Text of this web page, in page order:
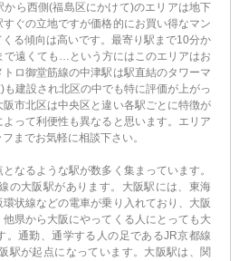
ら西側(福島区にかけて)のエリアは地下
ぐの立地ですが価格的にお買い得なマン
る傾向は高いです。最寄り駅まで10分か
で遠くても…という方にはこのエリアはお
ロ御堂筋線の中津駅は駅直結のタワーマ
建設され北区の中でも特に評価が上がっ
市北区は中央区と違い各駅ごとに特徴が
って利便性も異なると思います。エリア
までお気軽に相談下さい。
なるような駅が数多く集まっています。
の大阪駅があります。大阪駅には、東海
状線などの電車が乗り入れており、大阪
県から大阪にやってくる人にとっても大
。通勤、通学する人の足であるJR京都線
駅が起点になっています。大阪駅は、関